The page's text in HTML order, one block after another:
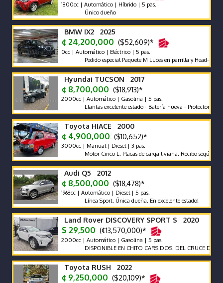
1800cc | Automático | Híbrido | 5 pas.
Único dueño
BMW IX2 2025
¢ 24,200,000 ($52,609)*
0cc | Automático | Eléctrico | 5 pas.
Pedido especial Paquete M Luces en parrilla y Head-Up
Hyundai TUCSON 2017
¢ 8,700,000 ($18,913)*
2000cc | Automático | Gasolina | 5 pas.
Llantas excelente estado - Batería nueva - Protector de cajuela
Toyota HIACE 2000
¢ 4,900,000 ($10,652)*
3000cc | Manual | Diesel | 3 pas.
Motor Cinco L. Placas de carga liviana. Recibo según marca y
Audi Q5 2012
¢ 8,500,000 ($18,478)*
1968cc | Automático | Diesel | 5 pas.
Línea Sport. Única dueña. En excelente estado!
Land Rover DISCOVERY SPORT S 2020
$ 29,500 (¢13,570,000)*
2000cc | Automático | Gasolina | 5 pas.
DISPONIBLE EN CHITO CARS DOS. DEL CRUCE DE LA
Toyota RUSH 2022
¢ 9,250,000 ($20,109)*